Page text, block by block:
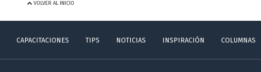
VOLVER AL INICIO
CAPACITACIONES TIPS NOTICIAS INSPIRACIÓN COLUMNAS